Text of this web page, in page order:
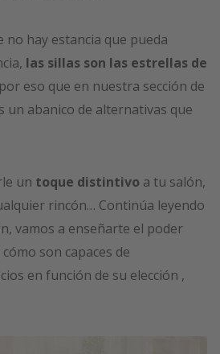
no hay estancia que pueda
las sillas son las estrellas de
eso que en nuestra sección de
un abanico de alternativas que
un toque distintivo a tu salón,
rincón… Continúa leyendo
vamos a enseñarte el poder
son capaces de
en función de su elección ,